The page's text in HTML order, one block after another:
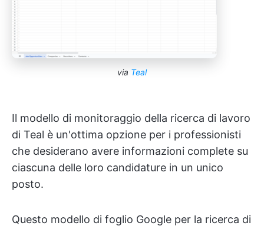
via Teal
Il modello di monitoraggio della ricerca di lavoro
di Teal è un'ottima opzione per i professionisti
che desiderano avere informazioni complete su
ciascuna delle loro candidature in un unico
posto.
Questo modello di foglio Google per la ricerca di